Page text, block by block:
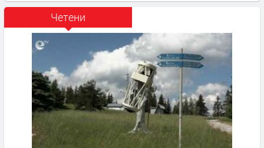
Четени